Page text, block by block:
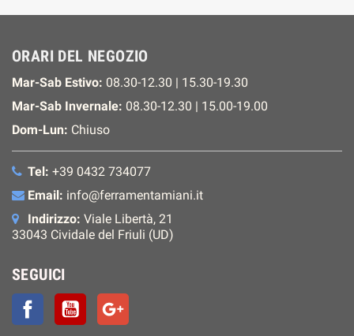
ORARI DEL NEGOZIO
Mar-Sab Estivo: 08.30-12.30 | 15.30-19.30
Mar-Sab Invernale: 08.30-12.30 | 15.00-19.00
Dom-Lun: Chiuso
Tel: +39 0432 734077
Email: info@ferramentamiani.it
Indirizzo: Viale Libertà, 21
33043 Cividale del Friuli (UD)
SEGUICI
FacebookYouTube